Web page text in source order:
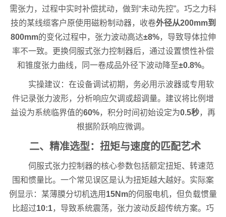
需张力，过程中实时补偿扰动，做到“未动先控”。巧之力科
技的某线缆客户原使用磁粉制动器，收卷外径从200mm到
800mm的变化过程中，张力波动高达±8%，导致导体拉伸
率不一致。更换伺服式张力控制器后，通过设置惯性补偿
和锥度张力曲线，同一卷成品外径下波动降至±0.8%。
实操建议：在设备调试初期，务必用示波器或专用软
件记录张力波形，分析响应欠调或超调量。建议将比例增
益设为系统临界值的60%，积分时间初始设定为0.5秒，再
根据阶跃响应微调。
二、精准选型：扭矩与速度的匹配艺术
伺服式张力控制器的核心参数包括额定扭矩、转速范
围和惯量比。一个常见误区是认为扭矩越大越好。实际案
例显示：某薄膜分切机选用 15Nm的伺服电机，但负载惯量
比超过10:1，导致系统震荡，张力波动反超传统方案。巧